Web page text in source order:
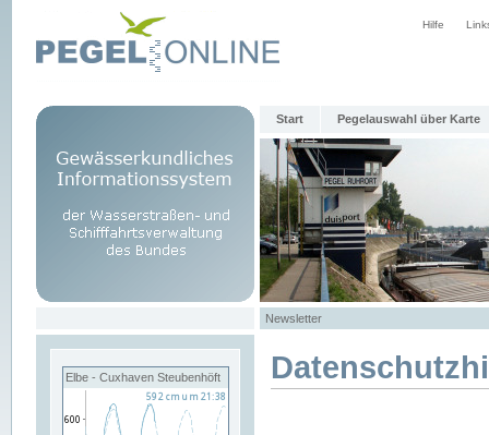
Hilfe
Start Pegelauswahl über Karte
Newsletter
Elbe - Cuxhaven Steubenhöft